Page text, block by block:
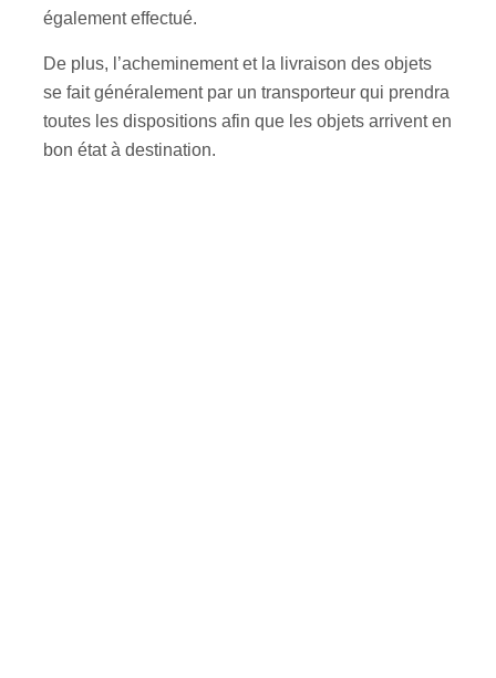
également effectué.
De plus, l’acheminement et la livraison des objets
se fait généralement par un transporteur qui prendra
toutes les dispositions afin que les objets arrivent en
bon état à destination.